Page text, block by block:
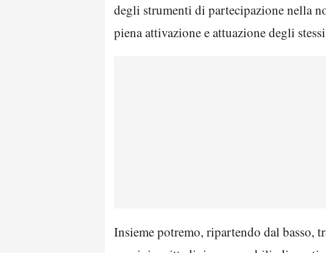
degli strumenti di partecipazione nella
piena attivazione e attuazione degli
Insieme potremo, ripartendo dal basso,